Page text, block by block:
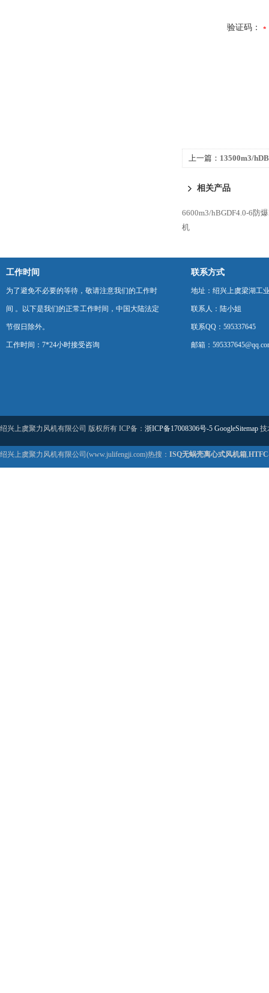
验证码：
上一篇： 13500m3/
相关产品
6600m3/hBGDF4.0-6防
机
工作时间
为了避免不必要的等待，敬请注意我们的工作时
间 。以下是我们的正常工作时间，中国大陆法定
节假日除外。
工作时间：7*24小时接受咨询
联系方式
地址：绍兴上虞梁湖工
联系人：陆小姐
联系QQ：595337645
邮箱：
绍兴上虞聚力风机有限公司 版权所有 ICP备： 浙ICP备17008306号-5 GoogleSitemap 技
绍兴上虞聚力风机有限公司(www.julifengji.com)热搜： ISQ无蜗壳离心式风机箱,